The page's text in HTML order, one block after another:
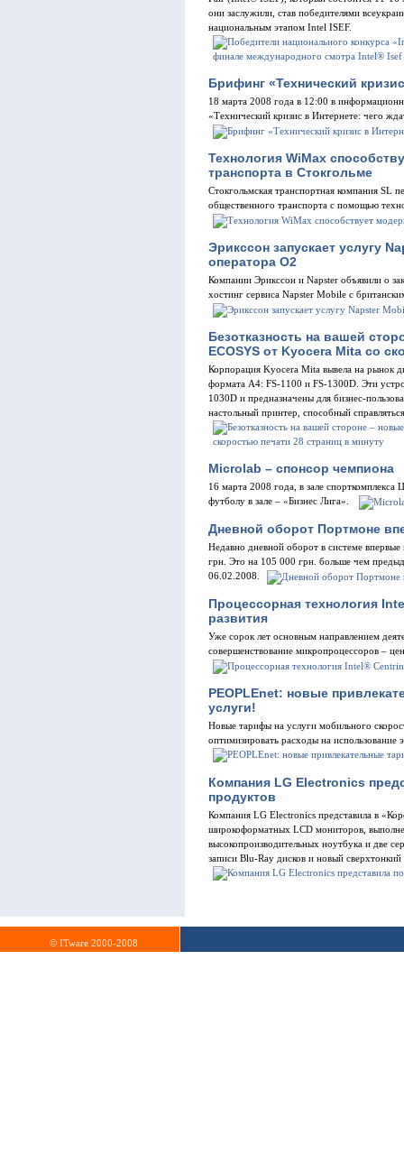
они заслужили, став победителями
национальным этапом Intel ISEF.
Брифинг «Технический
18 марта 2008 года в 12:00 в
«Технический кризис в Интернете: чего
Технология WiMax
транспорта в Стокгольме
Стокгольмская транспортная компания SL
общественного транспорта с помощью
Эрикссон запускает услугу
оператора О2
Компании Эрикссон и Napster объявили о
хостинг сервиса Napster Mobile с
Безотказность на вашей
ECOSYS от Kyocera Mita со
Корпорация Kyocera Mita вывела на рынок
формата A4: FS-1100 и FS-1300D. Эти
1030D и предназначены для бизнес-
настольный принтер, способный
Microlab – спонсор чемпиона
16 марта 2008 года, в зале
футболу в зале – «Бизнес Лига».
Дневной оборот Портмоне
Недавно дневной оборот в системе
грн. Это на 105 000 грн. больше чем
06.02.2008.
Процессорная технология
развития
Уже сорок лет основным направлением
совершенствование микропроцессоров –
PEOPLEnet: новые
услуги!
Новые тарифы на услуги мобильного
оптимизировать расходы на использование
Компания LG Electronics
продуктов
Компания LG Electronics представила в
широкоформатных LCD мониторов,
высокопроизводительных ноутбука и две
записи Blu-Ray дисков и новый
© ITware 2000-2008